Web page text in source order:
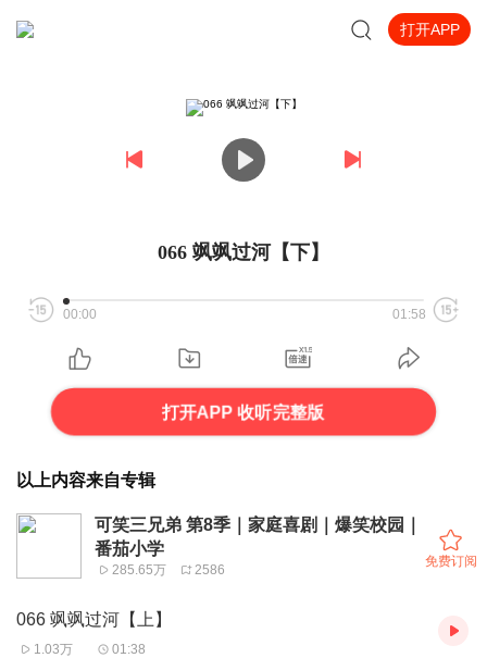
打开APP
066 飒飒过河【下】
00:00 01:58
打开APP 收听完整版
以上内容来自专辑
可笑三兄弟 第8季｜家庭喜剧｜爆笑校园｜
番茄小学
285.65万 2586
免费订阅
066 飒飒过河【上】
1.03万 01:38